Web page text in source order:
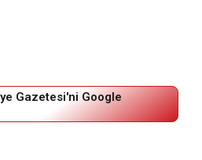
Gazetesi'ni Google